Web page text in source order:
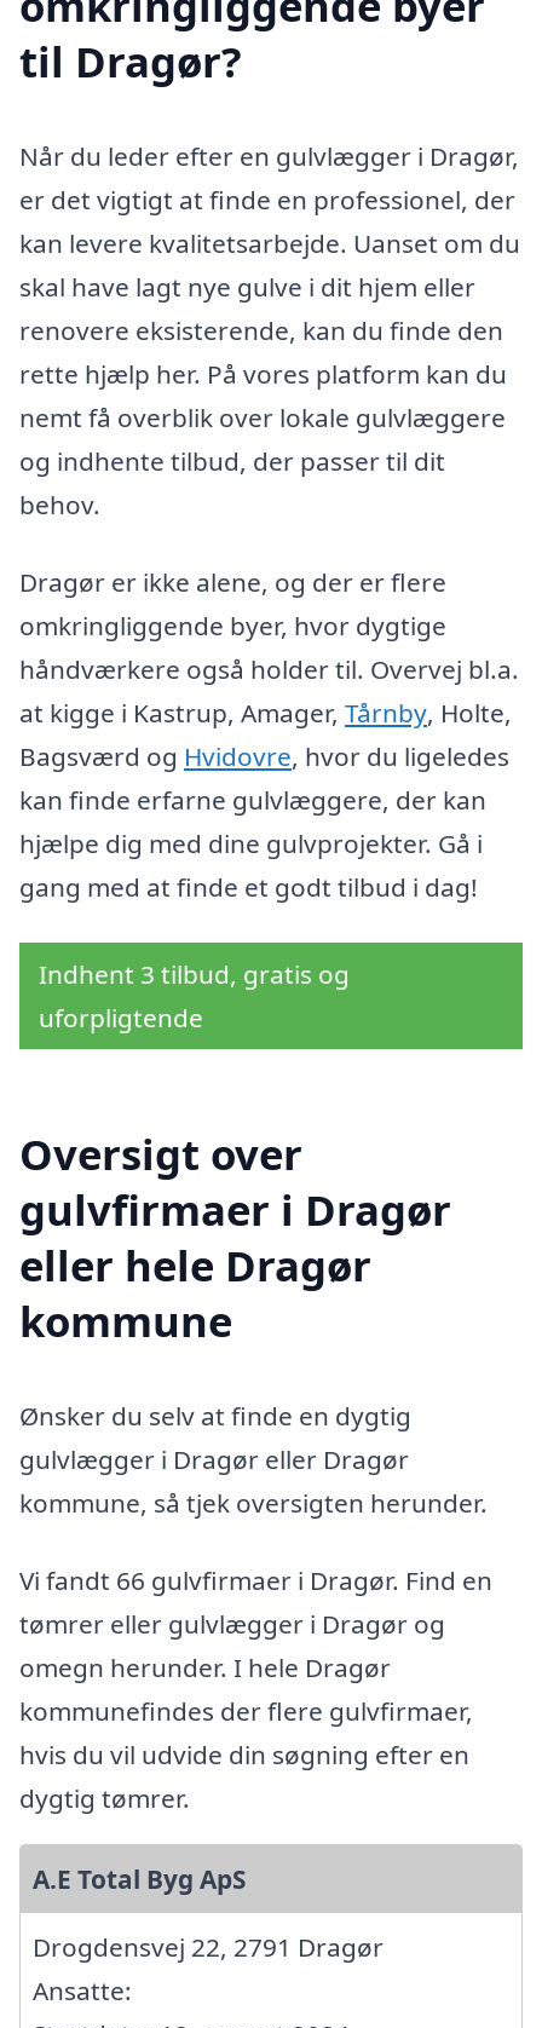
til Dragør?
Når du leder efter en gulvlægger i Dragør,
er det vigtigt at finde en professionel, der
kan levere kvalitetsarbejde. Uanset om du
skal have lagt nye gulve i dit hjem eller
renovere eksisterende, kan du finde den
rette hjælp her. På vores platform kan du
nemt få overblik over lokale gulvlæggere
og indhente tilbud, der passer til dit
behov.
Dragør er ikke alene, og der er flere
omkringliggende byer, hvor dygtige
håndværkere også holder til. Overvej bl.a.
at kigge i Kastrup, Amager, Tårnby, Holte,
Bagsværd og Hvidovre, hvor du ligeledes
kan finde erfarne gulvlæggere, der kan
hjælpe dig med dine gulvprojekter. Gå i
gang med at finde et godt tilbud i dag!
Indhent 3 tilbud, gratis og
uforpligtende
Oversigt over
gulvfirmaer i Dragør
eller hele Dragør
kommune
Ønsker du selv at finde en dygtig
gulvlægger i Dragør eller Dragør
kommune, så tjek oversigten herunder.
Vi fandt 66 gulvfirmaer i Dragør. Find en
tømrer eller gulvlægger i Dragør og
omegn herunder. I hele Dragør
kommunefindes der flere gulvfirmaer,
hvis du vil udvide din søgning efter en
dygtig tømrer.
A.E Total Byg ApS
Drogdensvej 22, 2791 Dragør
Ansatte: